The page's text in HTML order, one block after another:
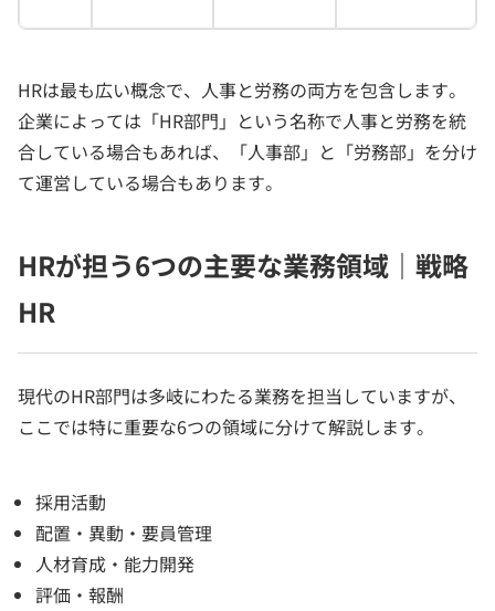
HRは最も広い概念で、人事と労務の両方を包含します。
企業によっては「HR部門」という名称で人事と労務を統
合している場合もあれば、「人事部」と「労務部」を分け
て運営している場合もあります。
HRが担う6つの主要な業務領域｜戦略
HR
現代のHR部門は多岐にわたる業務を担当していますが、
ここでは特に重要な6つの領域に分けて解説します。
採用活動
配置・異動・要員管理
人材育成・能力開発
評価・報酬